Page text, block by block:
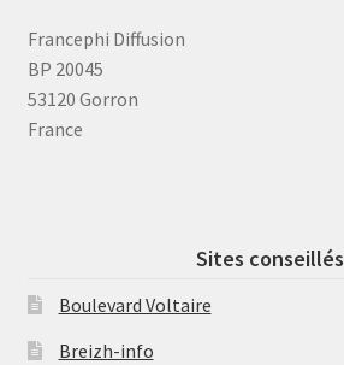
Francephi Diffusion
BP 20045
53120 Gorron
France
Sites conseillés
Boulevard Voltaire
Breizh-info